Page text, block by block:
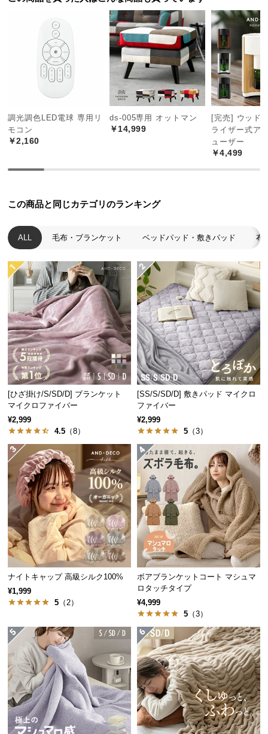
中
つ
い
て
小
商
の
配
に
つ
て
開
梱
設
置
サ
ー
ビ
ス
に
つ
い
て
搬
入
経
路
に
つ
い
返
品・
キ
ャ
ン
セ
ル
調光調色LED電球 専用リ
モコン
￥2,160
ds-005専用 オットマン
￥14,999
[完売] ウッド
ライザー式ア
ューザー
￥4,499
この商品と同じカテゴリのランキング
ALL 毛布・ブランケット ベッドパッド・敷きパッド 布
[ひざ掛け/S/SD/D] ブランケット
マイクロファイバー
¥2,999
4.5 （8）
[SS/S/SD/D] 敷きパッド マイクロ
ファイバー
¥2,999
5 （3）
ナイトキャップ 高級シルク100%
¥1,999
5 （2）
ボアブランケットコート マシュマ
ロタッチタイプ
¥4,999
5 （3）